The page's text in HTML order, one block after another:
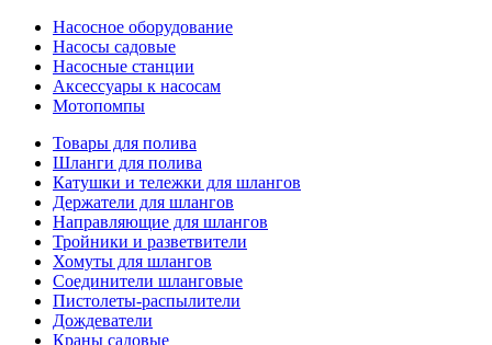
Насосное оборудование
Насосы садовые
Насосные станции
Аксессуары к насосам
Мотопомпы
Товары для полива
Шланги для полива
Катушки и тележки для шлангов
Держатели для шлангов
Направляющие для шлангов
Тройники и разветвители
Хомуты для шлангов
Соединители шланговые
Пистолеты-распылители
Дождеватели
Краны садовые